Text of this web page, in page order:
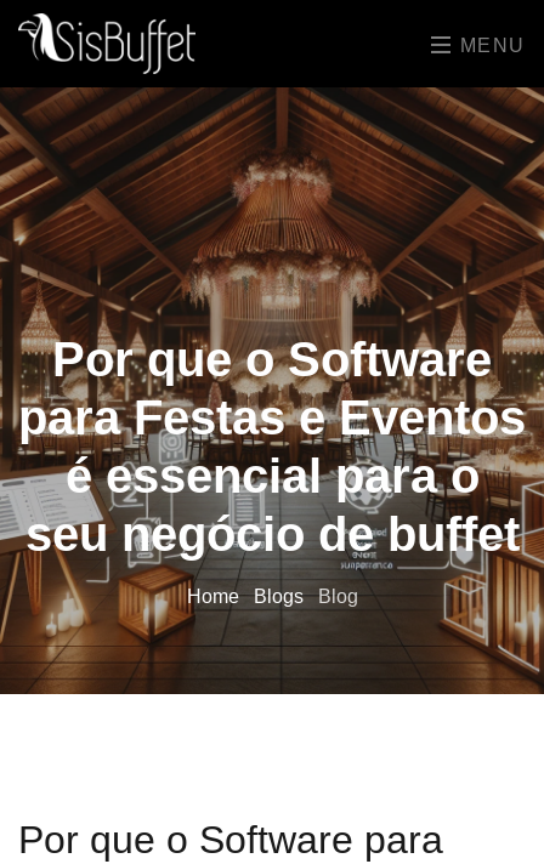
MENU
Por que o Software
para Festas e Eventos
é essencial para o
seu negócio de buffet
Home Blogs Blog
Por que o Software para